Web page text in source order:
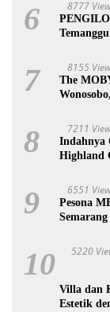
6 8777
7 8155
The
8 7211
Indahnya
Highland
9 6551
Pesona
Semarang
10 5220
Villa dan
Estetik